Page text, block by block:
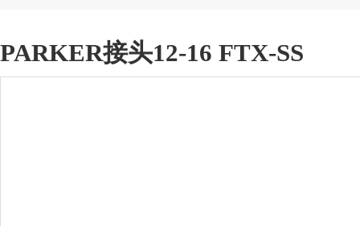
PARKER接头12-16 FTX-SS